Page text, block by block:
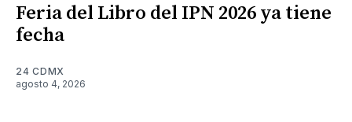
Feria del Libro del IPN 2026 ya tiene
fecha
24 CDMX
agosto 4, 2026